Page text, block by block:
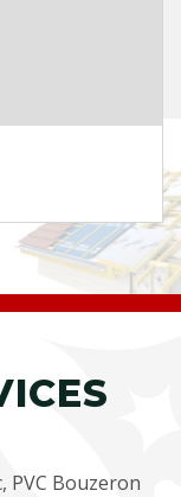
PVC Bouzeron